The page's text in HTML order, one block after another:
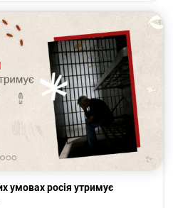
умовах росія утримує